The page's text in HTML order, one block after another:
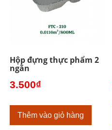
Hộp đựng thực phẩm 2
ngăn
3.500₫
Thêm vào giỏ hàng